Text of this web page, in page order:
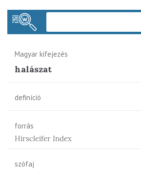
Magyar kifejezés
halászat
definíció
forrás
Hirscleifer Index
szófaj